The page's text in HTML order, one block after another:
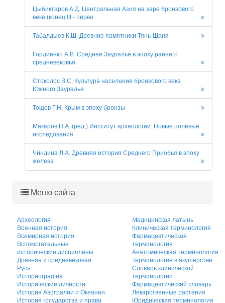
Цыбиктаров А.Д. Центральная Азия на заре бронзового
века (конец III - перва ...
Табалдыев К.Ш. Древние памятники Тянь-Шаня
Гордиенко А.В. Среднее Зауралье в эпоху раннего
средневековья
Стоколос В.С. Культура населения бронзового века
Южного Зауралья
Тощев Г.Н. Крым в эпоху бронзы
Макаров Н.А. (ред.) Институт археологии: Новые полевые
исследования
Чиндина Л.А. Древняя история Среднего Приобья в эпоху
железа
Меню сайта
Археология
Военная история
Всемирная история
Вспомогательные
исторические дисциплины
Древняя и средневековая
Русь
Историография
Исторические личности
История Австралии и Океании
История государства и права
Медицинская латынь
Клиническая терминология
Фармацевтическая
терминология
Анатомическая терминология
Терминология в акушерстве
Словарь клинической
терминологии
Фармацевтический словарь
Лекарственные растения
Юридическая терминология